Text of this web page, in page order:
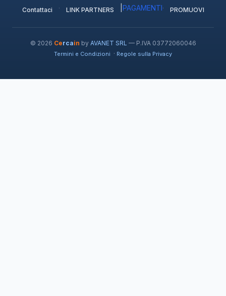
Contattaci · LINK PARTNERS PAGAMENTI· PROMUOVI
© 2026 Cercain by AVANET SRL — P.IVA 03772060046
Termini e Condizioni · Regole sulla Privacy